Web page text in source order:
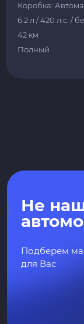
Коробка:
6.2 л / 420 л.с. /
42 км
Полный
Не
Подберем
для Вас